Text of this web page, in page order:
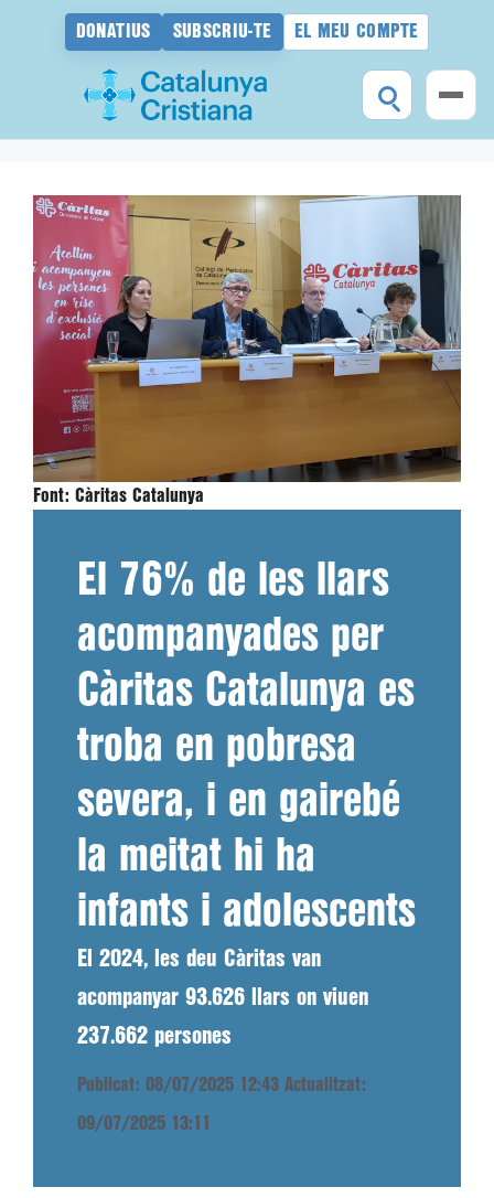
DONATIUS SUBSCRIU-TE EL MEU COMPTE
contingut
Font: Càritas Catalunya
El 76% de les llars
acompanyades per
Càritas Catalunya es
troba en pobresa
severa, i en gairebé
la meitat hi ha
infants i adolescents
El 2024, les deu Càritas van
acompanyar 93.626 llars on viuen
237.662 persones
Publicat: 08/07/2025 12:43 Actualitzat:
09/07/2025 13:11